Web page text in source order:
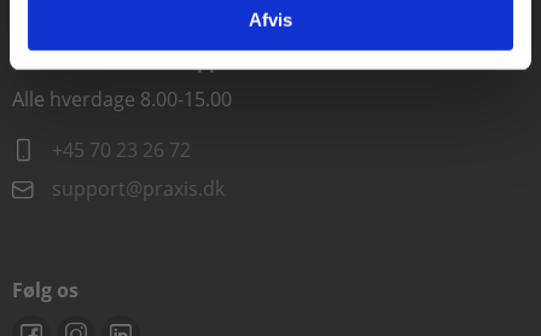
Afvis
Kontakt teknisk support
Alle hverdage 8.00-15.00
+45 70 23 26 72
support@praxis.dk
Følg os